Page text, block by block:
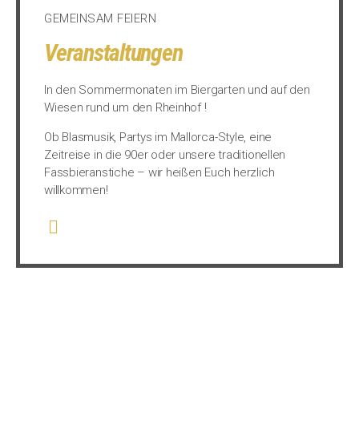
GEMEINSAM FEIERN
Veranstaltungen
In den Sommermonaten im Biergarten und auf den
Wiesen rund um den Rheinhof !
Ob Blasmusik, Partys im Mallorca-Style, eine
Zeitreise in die 90er oder unsere traditionellen
Fassbieranstiche – wir heißen Euch herzlich
willkommen!